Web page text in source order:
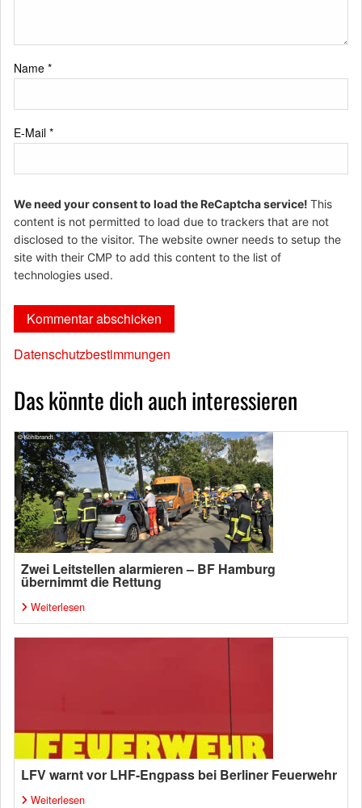
Name *
E-Mail *
We need your consent to load the ReCaptcha service! This
content is not permitted to load due to trackers that are not
disclosed to the visitor. The website owner needs to setup the
site with their CMP to add this content to the list of
technologies used.
Datenschutzbestimmungen
Das könnte dich auch interessieren
Zwei Leitstellen alarmieren – BF Hamburg
übernimmt die Rettung
Weiterlesen
LFV warnt vor LHF-Engpass bei Berliner Feuerwehr
Weiterlesen